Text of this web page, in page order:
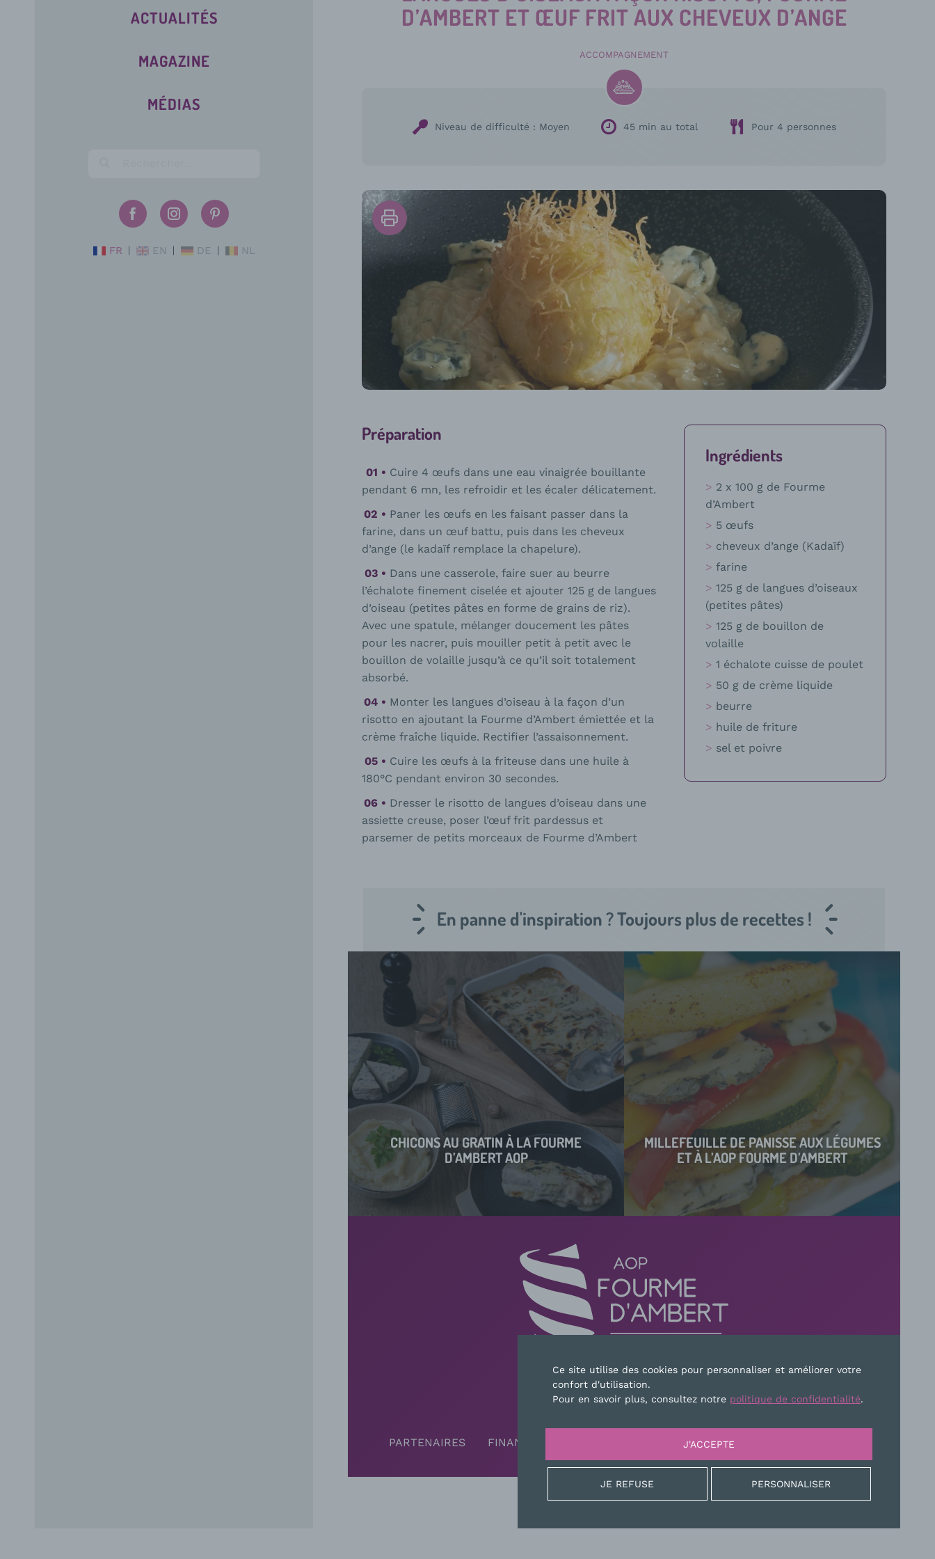
ACTUALITÉS
MAGAZINE
MÉDIAS
FR EN DE NL
D’AMBERT ET ŒUF FRIT AUX CHEVEUX D’ANGE
ACCOMPAGNEMENT
Niveau de difficulté : Moyen 45 min au total Pour 4 personnes
Imprimer
recette
Ingrédients
2 x 100 g de Fourme
d’Ambert
5 œufs
cheveux d’ange (Kadaïf)
farine
125 g de langues d’oiseaux
(petites pâtes)
125 g de bouillon de
volaille
1 échalote cuisse de poulet
50 g de crème liquide
beurre
huile de friture
sel et poivre
Préparation
Cuire 4 œufs dans une eau vinaigrée bouillante
pendant 6 mn, les refroidir et les écaler délicatement.
Paner les œufs en les faisant passer dans la
farine, dans un œuf battu, puis dans les cheveux
d’ange (le kadaïf remplace la chapelure).
Dans une casserole, faire suer au beurre
l’échalote finement ciselée et ajouter 125 g de langues
d’oiseau (petites pâtes en forme de grains de riz).
Avec une spatule, mélanger doucement les pâtes
pour les nacrer, puis mouiller petit à petit avec le
bouillon de volaille jusqu’à ce qu’il soit totalement
absorbé.
Monter les langues d’oiseau à la façon d’un
risotto en ajoutant la Fourme d’Ambert émiettée et la
crème fraîche liquide. Rectifier l’assaisonnement.
Cuire les œufs à la friteuse dans une huile à
180°C pendant environ 30 secondes.
Dresser le risotto de langues d’oiseau dans une
assiette creuse, poser l’œuf frit pardessus et
parsemer de petits morceaux de Fourme d’Ambert
En panne d'inspiration ? Toujours plus de recettes !
CHICONS AU GRATIN À LA FOURME
D’AMBERT AOP
MILLEFEUILLE DE PANISSE AUX LÉGUMES
ET À L’AOP FOURME D’AMBERT
CONTACTEZ-NOUS
PARTENAIRES FINANCEURS PLAN DU SITE
Ce site utilise des cookies pour personnaliser et améliorer votre
confort d'utilisation.
Pour en savoir plus, consultez notre politique de confidentialité.
J'ACCEPTE
JE REFUSE PERSONNALISER